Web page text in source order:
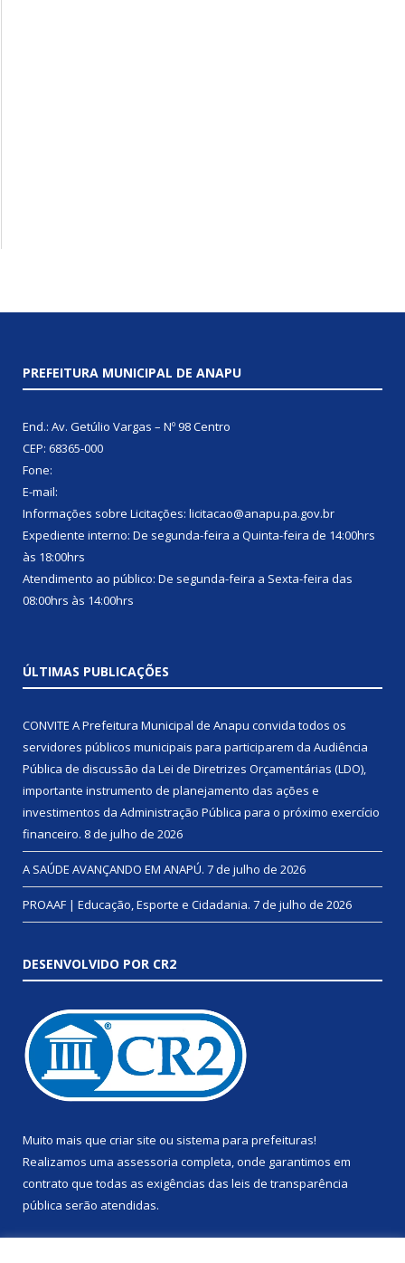
PREFEITURA MUNICIPAL DE ANAPU
End.: Av. Getúlio Vargas – Nº 98 Centro
CEP: 68365-000
Fone:
E-mail:
Informações sobre Licitações: licitacao@anapu.pa.gov.br
Expediente interno: De segunda-feira a Quinta-feira de 14:00hrs
às 18:00hrs
Atendimento ao público: De segunda-feira a Sexta-feira das
08:00hrs às 14:00hrs
ÚLTIMAS PUBLICAÇÕES
CONVITE A Prefeitura Municipal de Anapu convida todos os
servidores públicos municipais para participarem da Audiência
Pública de discussão da Lei de Diretrizes Orçamentárias (LDO),
importante instrumento de planejamento das ações e
investimentos da Administração Pública para o próximo exercício
financeiro. 8 de julho de 2026
A SAÚDE AVANÇANDO EM ANAPÚ. 7 de julho de 2026
PROAAF | Educação, Esporte e Cidadania. 7 de julho de 2026
DESENVOLVIDO POR CR2
Muito mais que criar site ou sistema para prefeituras!
Realizamos uma assessoria completa, onde garantimos em
contrato que todas as exigências das leis de transparência
pública serão atendidas.